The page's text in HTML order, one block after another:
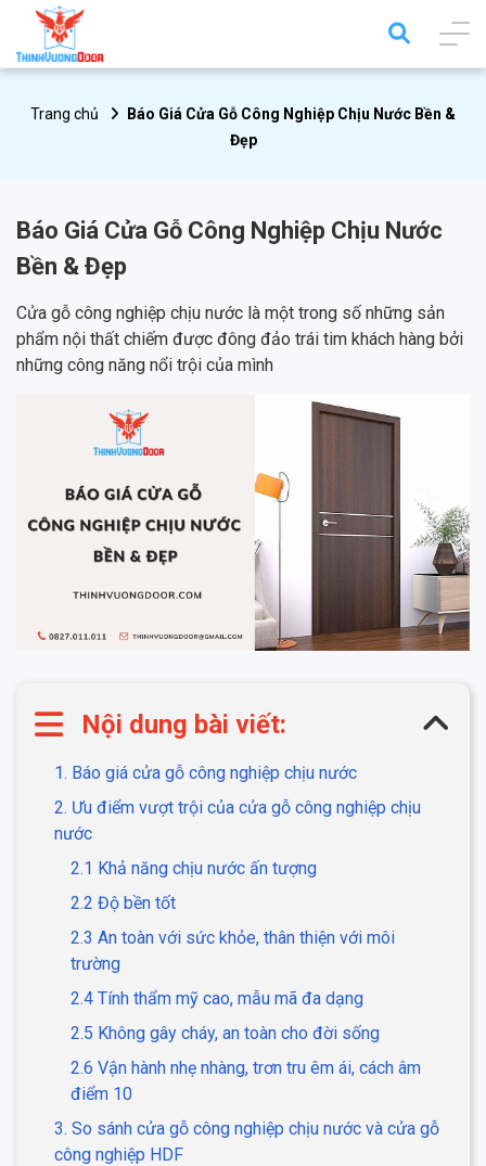
Trang chủ
​​​​​​​Báo Giá Cửa Gỗ Công Nghiệp Chịu Nước Bền &
Đẹp
​​​​​​​Báo Giá Cửa Gỗ Công Nghiệp Chịu Nước
Bền & Đẹp
Cửa gỗ công nghiệp chịu nước là một trong số những sản
phẩm nội thất chiếm được đông đảo trái tim khách hàng bởi
những công năng nổi trội của mình
Nội dung bài viết:
1. Báo giá cửa gỗ công nghiệp chịu nước
2. Ưu điểm vượt trội của cửa gỗ công nghiệp chịu
nước
2.1 Khả năng chịu nước ấn tượng
2.2 Độ bền tốt
2.3 An toàn với sức khỏe, thân thiện với môi
trường
2.4 Tính thẩm mỹ cao, mẫu mã đa dạng
2.5 Không gây cháy, an toàn cho đời sống
2.6 Vận hành nhẹ nhàng, trơn tru êm ái, cách âm
điểm 10
3. So sánh cửa gỗ công nghiệp chịu nước và cửa gỗ
công nghiệp HDF